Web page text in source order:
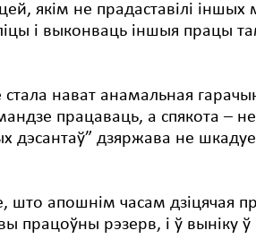
якім не прадаставілі іншых
і выконваць іншыя працы
нават анамальная
працаваць, а спякота –
дэсантаў” дзяржава не
што апошнім часам дзіцячая
працоўны рэзерв, і ў выніку